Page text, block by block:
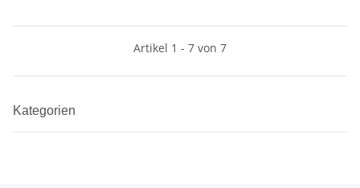
Artikel 1 - 7 von 7
Kategorien